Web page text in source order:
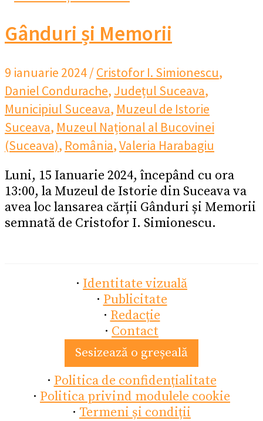
Gânduri și Memorii
9 ianuarie 2024/Cristofor I. Simionescu,
Daniel Condurache, Județul Suceava,
Municipiul Suceava, Muzeul de Istorie
Suceava, Muzeul Național al Bucovinei
(Suceava), România,Valeria Harabagiu
Luni, 15 Ianuarie 2024, începând cu ora
13:00, la Muzeul de Istorie din Suceava va
avea loc lansarea cărții Gânduri și Memorii
semnată de Cristofor I. Simionescu.
· Identitate vizuală
· Publicitate
· Redacție
· Contact
Sesizează o greșeală
· Politica de confidențialitate
· Politica privind modulele cookie
· Termeni și condiții